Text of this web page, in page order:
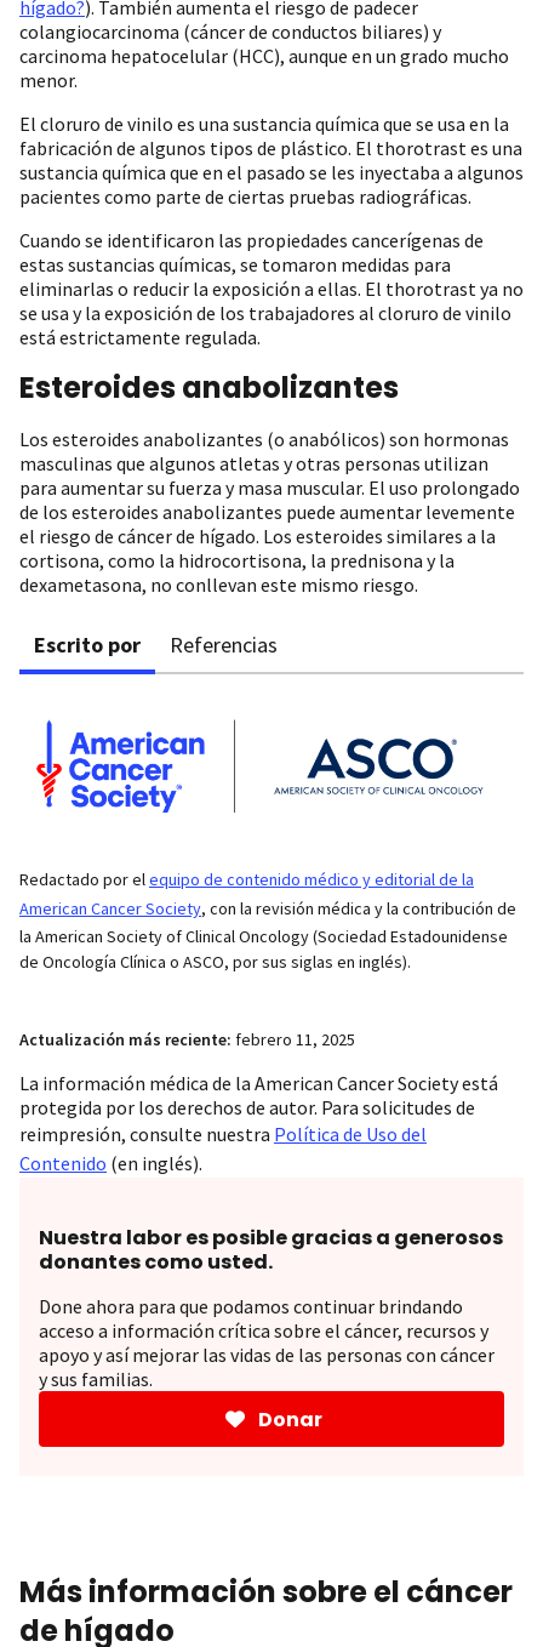
hígado?). También aumenta el riesgo de padecer
colangiocarcinoma (cáncer de conductos biliares) y
carcinoma hepatocelular (HCC), aunque en un grado mucho
menor.
El cloruro de vinilo es una sustancia química que se usa en la
fabricación de algunos tipos de plástico. El thorotrast es una
sustancia química que en el pasado se les inyectaba a algunos
pacientes como parte de ciertas pruebas radiográficas.
Cuando se identificaron las propiedades cancerígenas de
estas sustancias químicas, se tomaron medidas para
eliminarlas o reducir la exposición a ellas. El thorotrast ya no
se usa y la exposición de los trabajadores al cloruro de vinilo
está estrictamente regulada.
Esteroides anabolizantes
Los esteroides anabolizantes (o anabólicos) son hormonas
masculinas que algunos atletas y otras personas utilizan
para aumentar su fuerza y masa muscular. El uso prolongado
de los esteroides anabolizantes puede aumentar levemente
el riesgo de cáncer de hígado. Los esteroides similares a la
cortisona, como la hidrocortisona, la prednisona y la
dexametasona, no conllevan este mismo riesgo.
Escrito por Referencias
Redactado por elequipo de contenido médico y editorial de la
American Cancer Society, con la revisión médica y la contribución de
la American Society of Clinical Oncology (Sociedad Estadounidense
de Oncología Clínica o ASCO, por sus siglas en inglés).
Actualización más reciente: febrero 11, 2025
La información médica de la American Cancer Society está
protegida por los derechos de autor. Para solicitudes de
reimpresión, consulte nuestra Política de Uso del
Contenido (en inglés).
Nuestra labor es posible gracias a generosos
donantes como usted.
Done ahora para que podamos continuar brindando
acceso a información crítica sobre el cáncer, recursos y
apoyo y así mejorar las vidas de las personas con cáncer
y sus familias.
Donar
Más información sobre el cáncer
de hígado